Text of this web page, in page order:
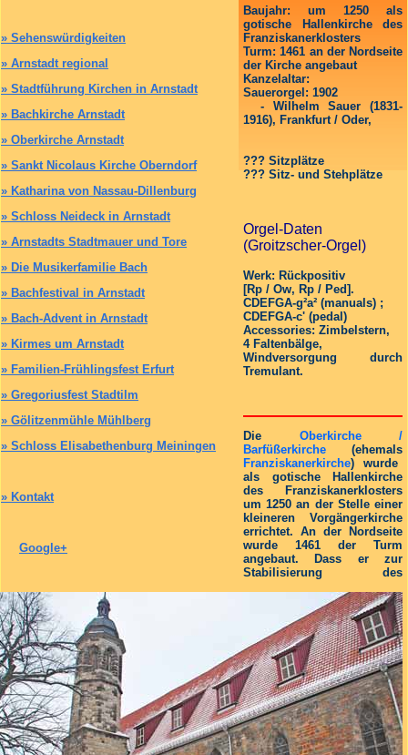
» Sehenswürdigkeiten
» Arnstadt regional
» Stadtführung Kirchen in Arnstadt
» Bachkirche Arnstadt
» Oberkirche Arnstadt
» Sankt Nicolaus Kirche Oberndorf
» Katharina von Nassau-Dillenburg
» Schloss Neideck in Arnstadt
» Arnstadts Stadtmauer und Tore
» Die Musikerfamilie Bach
» Bachfestival in Arnstadt
» Bach-Advent in Arnstadt
» Kirmes um Arnstadt
» Familien-Frühlingsfest Erfurt
» Gregoriusfest Stadtilm
» Gölitzenmühle Mühlberg
» Schloss Elisabethenburg Meiningen
» Kontakt
Google+
Baujahr: um 1250 als
gotische Hallenkirche des
Franziskanerklosters
Turm: 1461 an der Nordseite
der Kirche angebaut
Kanzelaltar:
Sauerorgel: 1902
- Wilhelm Sauer (1831-
1916), Frankfurt / Oder,
??? Sitzplätze
??? Sitz- und Stehplätze
Orgel-Daten
(Groitzscher-Orgel)
Werk: Rückpositiv
[Rp / Ow, Rp / Ped].
CDEFGA-g²a² (manuals) ;
CDEFGA-c' (pedal)
Accessories: Zimbelstern,
4 Faltenbälge,
Windversorgung durch
Tremulant.
Die Oberkirche /
Barfüßerkirche (ehemals
Franziskanerkirche) wurde
als gotische Hallenkirche
des Franziskanerklosters
um 1250 an der Stelle einer
kleineren Vorgängerkirche
errichtet. An der Nordseite
wurde 1461 der Turm
angebaut. Dass er zur
Stabilisierung des